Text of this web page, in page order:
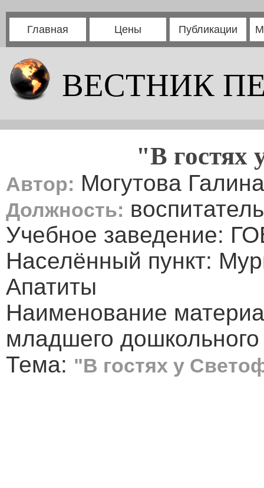
Главная Цены Публикации
ВЕСТНИК
"В гостях
Автор: Могутова
Должность: воспитатель
Учебное заведение:
Населённый пункт:
Апатиты
Наименование
младшего дошкольного
Тема: "В гостях у